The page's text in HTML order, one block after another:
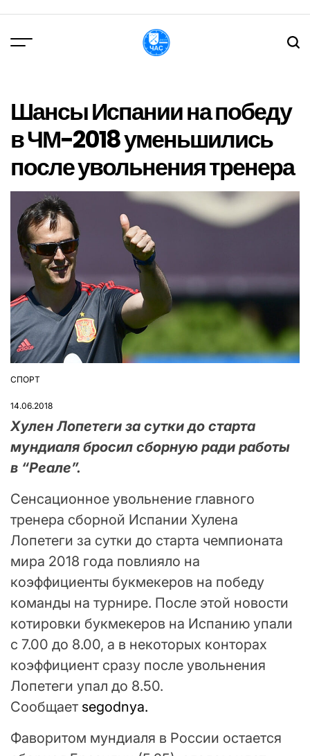
вмісту
Шансы Испании на победу
в ЧМ-2018 уменьшились
после увольнения тренера
ОПУБЛІКУВАТИ
СПОРТ
14.06.2018
Хулен Лопетеги за сутки до старта
мундиаля бросил сборную ради работы
в “Реале”.
Сенсационное увольнение главного
тренера сборной Испании Хулена
Лопетеги за сутки до старта чемпионата
мира 2018 года повлияло на
коэффициенты букмекеров на победу
команды на турнире. После этой новости
котировки букмекеров на Испанию упали
с 7.00 до 8.00, а в некоторых конторах
коэффициент сразу после увольнения
Лопетеги упал до 8.50.
Сообщает segodnya.
Фаворитом мундиаля в России остается